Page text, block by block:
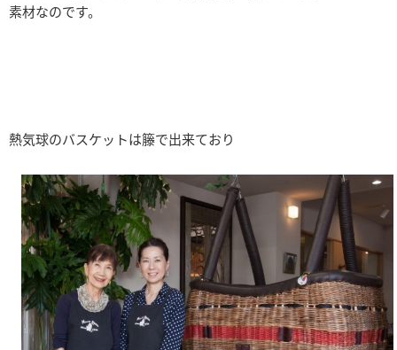
素材なのです。
熱気球のバスケットは籐で出来ており